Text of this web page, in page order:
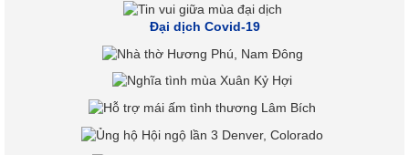
Đại dịch Covid-19